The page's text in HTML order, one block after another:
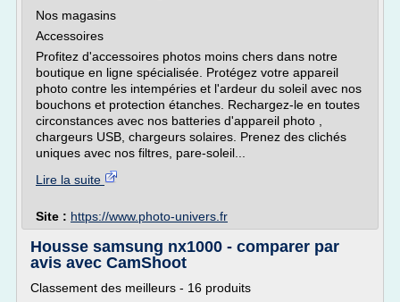
Nos magasins
Accessoires
Profitez d'accessoires photos moins chers dans notre
boutique en ligne spécialisée. Protégez votre appareil
photo contre les intempéries et l'ardeur du soleil avec nos
bouchons et protection étanches. Rechargez-le en toutes
circonstances avec nos batteries d'appareil photo ,
chargeurs USB, chargeurs solaires. Prenez des clichés
uniques avec nos filtres, pare-soleil...
Lire la suite
Site : https://www.photo-univers.fr
Housse samsung nx1000 - comparer par
avis avec CamShoot
Classement des meilleurs - 16 produits